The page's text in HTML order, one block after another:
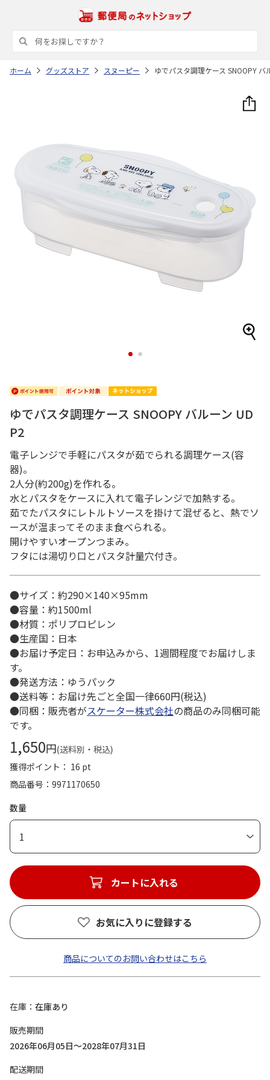
ホーム グッズストア スヌーピー ゆでパスタ調理ケース SNOOPY バ
1 2
ゆでパスタ調理ケース SNOOPY バルーン UD
P2
電子レンジで手軽にパスタが茹でられる調理ケース(容
器)。
2人分(約200g)を作れる。
水とパスタをケースに入れて電子レンジで加熱する。
茹でたパスタにレトルトソースを掛けて混ぜると、熱でソ
ースが温まってそのまま食べられる。
開けやすいオープンつまみ。
フタには湯切り口とパスタ計量穴付き。
●サイズ：約290×140×95mm
●容量：約1500ml
●材質：ポリプロピレン
●生産国：日本
●お届け予定日：お申込みから、1週間程度でお届けしま
す。
●発送方法：ゆうパック
●送料等：お届け先ごと全国一律660円(税込)
●同梱：販売者がスケーター株式会社の商品のみ同梱可能
です。
1,650円(送料別・税込)
獲得ポイント： 16 pt
商品番号
9971170650
数量
1
カートに入れる
お気に入りに登録する
商品についてのお問い合わせはこちら
在庫
在庫あり
販売期間
2026年06月05日～2028年07月31日
配送期間